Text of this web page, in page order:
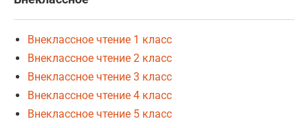
Внеклассное чтение 1 класс
Внеклассное чтение 2 класс
Внеклассное чтение 3 класс
Внеклассное чтение 4 класс
Внеклассное чтение 5 класс